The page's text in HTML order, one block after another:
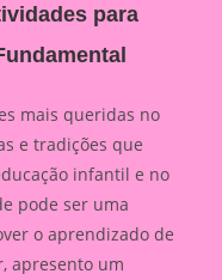
para
mais queridas no
e tradições que
infantil e no
pode ser uma
o aprendizado de
apresento um